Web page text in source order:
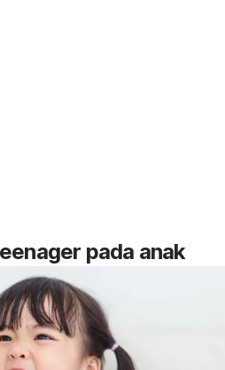
pada anak